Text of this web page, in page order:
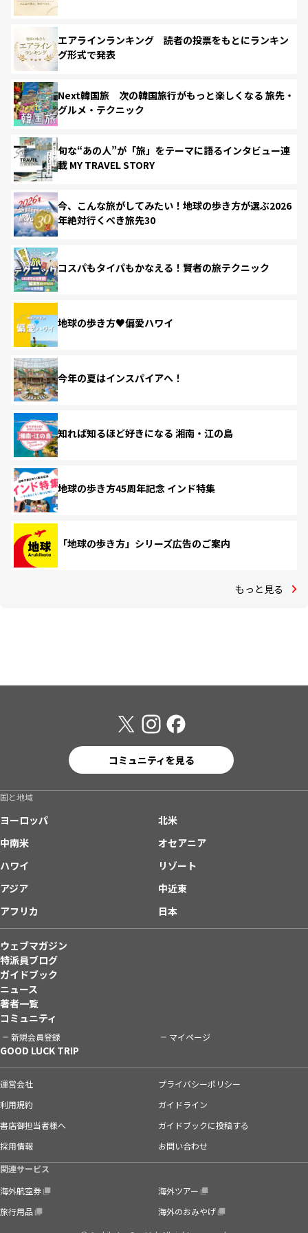
エアラインランキング 読者の投票をもとにランキン
グ形式で発表
Next韓国旅 次の韓国旅行がもっと楽しくなる 旅先・
グルメ・テクニック
旬な“あの人”が「旅」をテーマに語るインタビュー連
載 MY TRAVEL STORY
今、こんな旅がしてみたい！地球の歩き方が選ぶ2026
年絶対行くべき旅先30
コスパもタイパもかなえる！賢者の旅テクニック
地球の歩き方♥偏愛ハワイ
今年の夏はインスパイアへ！
知れば知るほど好きになる 湘南・江の島
地球の歩き方45周年記念 インド特集
「地球の歩き方」シリーズ広告のご案内
もっと見る
コミュニティを見る
国と地域
ヨーロッパ
北米
中南米
オセアニア
ハワイ
リゾート
アジア
中近東
アフリカ
日本
ウェブマガジン
特派員ブログ
ガイドブック
ニュース
著者一覧
コミュニティ
新規会員登録 マイページ
GOOD LUCK TRIP
運営会社
プライバシーポリシー
利用規約
ガイドライン
書店御担当者様へ
ガイドブックに投稿する
採用情報
お問い合わせ
関連サービス
海外航空券
海外ツアー
旅行用品
海外のおみやげ